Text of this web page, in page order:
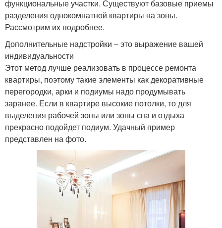
функциональные участки. Существуют базовые приемы
разделения однокомнатной квартиры на зоны.
Рассмотрим их подробнее.
Дополнительные надстройки – это выражение вашей
индивидуальности
Этот метод лучше реализовать в процессе ремонта
квартиры, поэтому такие элементы как декоративные
перегородки, арки и подиумы надо продумывать
заранее. Если в квартире высокие потолки, то для
выделения рабочей зоны или зоны сна и отдыха
прекрасно подойдет подиум. Удачный пример
представлен на фото.